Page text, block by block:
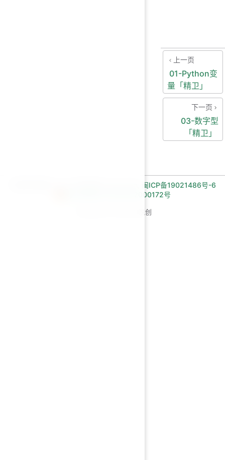
上一页
01-Python变
量「精卫」
下一页
03-数字型
「精卫」
闽ICP备19021486号-6
闽公网安备 35030502000172号
Copyright © 2026 AI悦创